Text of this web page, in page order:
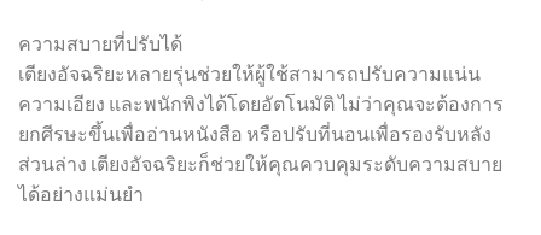
ความสบายที่ปรับได้
เตียงอัจฉริยะหลายรุ่นช่วยให้ผู้ใช้สามารถปรับความแน่น
ความเอียง และพนักพิงได้โดยอัตโนมัติ ไม่ว่าคุณจะต้องการ
ยกศีรษะขึ้นเพื่ออ่านหนังสือ หรือปรับที่นอนเพื่อรองรับหลัง
ส่วนล่าง เตียงอัจฉริยะก็ช่วยให้คุณควบคุมระดับความสบาย
ได้อย่างแม่นยำ